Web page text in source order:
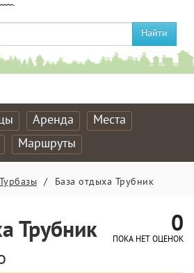
Найти
Аренда
Места
Маршруты
Турбазы / База отдыха Трубник
Трубник 0
ПОКА НЕТ ОЦЕНОК